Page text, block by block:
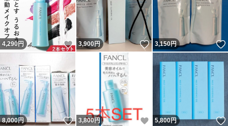
4,290円 いいね！
3,900円 いいね！
3,150円
8,000円 いいね！
3,800円 いいね！
5,800円